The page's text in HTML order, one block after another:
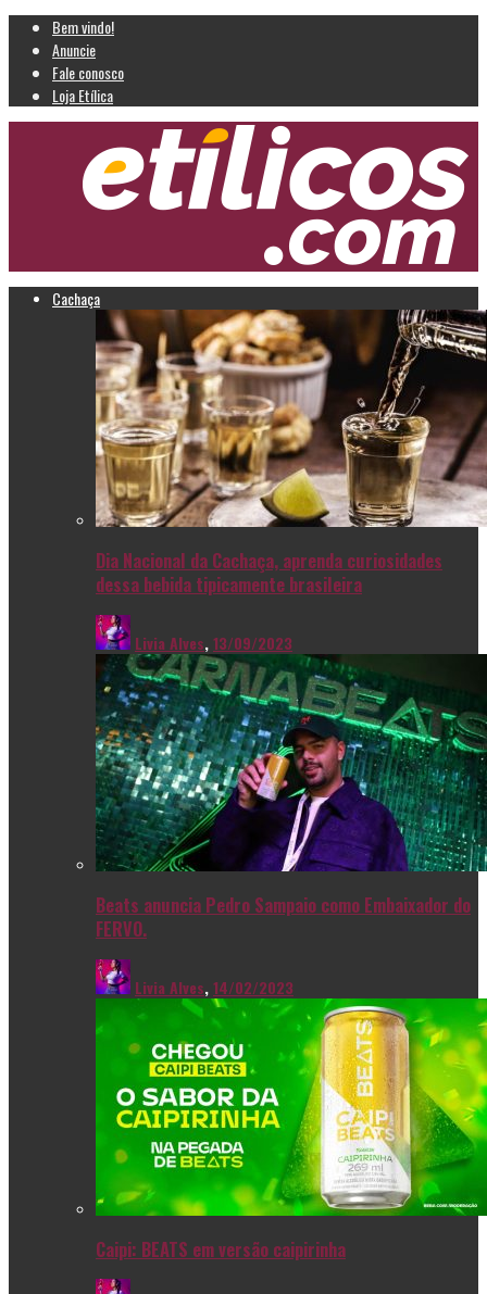
Bem vindo!
Anuncie
Fale conosco
Loja Etílica
Cachaça
Dia Nacional da Cachaça, aprenda curiosidades
dessa bebida tipicamente brasileira
Livia Alves,13/09/2023
Beats anuncia Pedro Sampaio como Embaixador do
FERVO.
Livia Alves,14/02/2023
Caipi: BEATS em versão caipirinha